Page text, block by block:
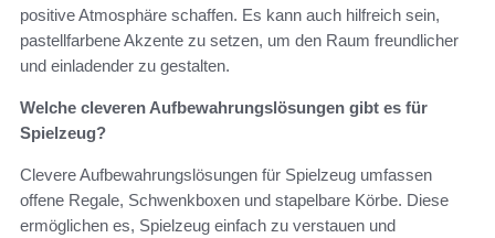
positive Atmosphäre schaffen. Es kann auch hilfreich sein,
pastellfarbene Akzente zu setzen, um den Raum freundlicher
und einladender zu gestalten.
Welche cleveren Aufbewahrungslösungen gibt es für
Spielzeug?
Clevere Aufbewahrungslösungen für Spielzeug umfassen
offene Regale, Schwenkboxen und stapelbare Körbe. Diese
ermöglichen es, Spielzeug einfach zu verstauen und